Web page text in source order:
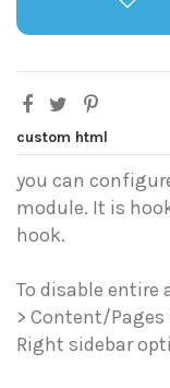
custom html
you can
module. It is
hook.
To disable
> Content/
Right sidebar